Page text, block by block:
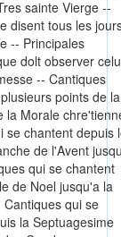
sainte Vierge --
disent tous les
-- Principales
dolt observer
-- Cantiques
points de la
la Morale
se chantent depuis
de l'Avent
qui se chantent
de Noel jusqu'a la
Cantiques qui se
la Septuagesime